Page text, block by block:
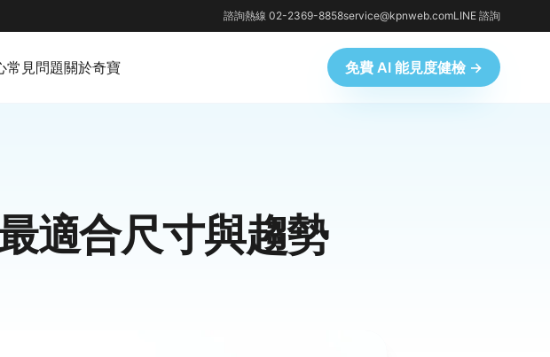
諮詢熱線 02-2369-8858service@kpnweb.comLINE 諮詢
常見問題關於奇寶 免費 AI 能見度健檢 →
適合尺寸與趨勢